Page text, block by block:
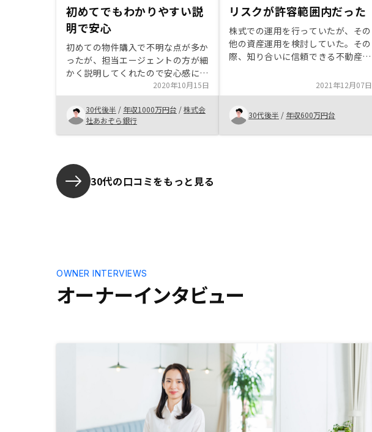
初めてでもわかりやすい説
明で安心
初めての物件購入で不明な点が多か
ったが、担当エージェントの方が細
かく説明してくれたので安心感につ
ながった。また、メールでの問い合
わせについても迅速に回答頂いた点
も良かった。ただ最後の契約時に担
当が変わって、すこし対応が雑にな
ったのは残念。書類や契約書のデジ
サイトで実施して後で全ての契約書
や流れを一元化できると良い。現状
だと、契約書はこっち、資料はこっ
ちと分かれている。あとシュミレー
2020年10月15日
30代後半 / 年収1000万円台 /株式会
社あおぞら銀行
リスクが許容範囲内だった
株式での運用を行っていたが、その
他の資産運用を検討していた。その
際、知り合いに信頼できる不動産営
面談を実施した。結果、担当に不動
産投資のメリット・デメリットも分
かりやすく説明していただき、リス
クも許容できる範囲内であったた
め、購入を決めた。
2021年12月07日
30代後半 / 年収600万円台
30代の口コミをもっと見る
オーナーインタビュー
OWNER INTERVIEWS